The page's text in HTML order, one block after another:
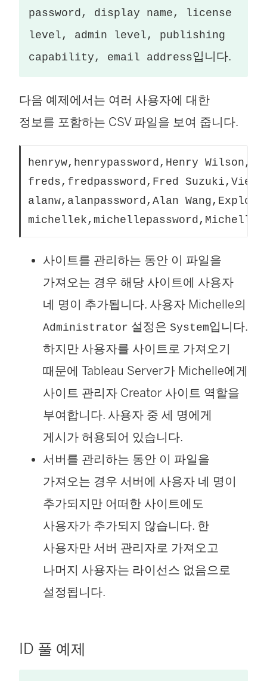
password, display name, license
level, admin level, publishing
capability, email address입니다.
다음 예제에서는 여러 사용자에 대한
정보를 포함하는 CSV 파일을 보여 줍니다.
henryw,henrypassword,Henry
freds,fredpassword,Fred
alanw,alanpassword,Alan
michellek,michellepassword,Michelle
사이트를 관리하는 동안 이 파일을
가져오는 경우 해당 사이트에 사용자
네 명이 추가됩니다. 사용자 Michelle의
Administrator 설정은 System입니다.
하지만 사용자를 사이트로 가져오기
때문에 Tableau Server가 Michelle에게
사이트 관리자 Creator 사이트 역할을
부여합니다. 사용자 중 세 명에게
게시가 허용되어 있습니다.
서버를 관리하는 동안 이 파일을
가져오는 경우 서버에 사용자 네 명이
추가되지만 어떠한 사이트에도
사용자가 추가되지 않습니다. 한
사용자만 서버 관리자로 가져오고
나머지 사용자는 라이선스 없음으로
설정됩니다.
ID 풀 예제